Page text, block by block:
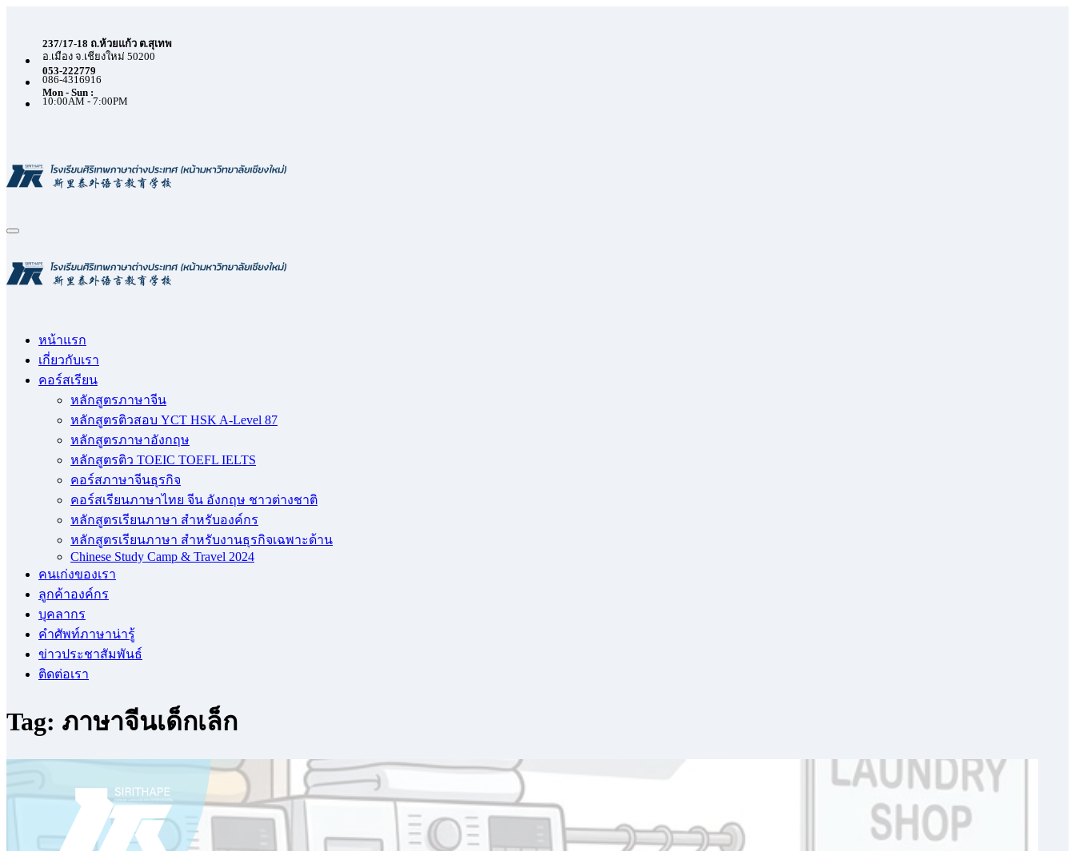
237/17-18 ถ.ห้วยแก้ว ต.สุเทพ
อ.เมือง จ.เชียงใหม่ 50200
053-222779
086-4316916
Mon - Sun :
10:00AM - 7:00PM
หน้าแรก
เกี่ยวกับเรา
คอร์สเรียน
หลักสูตรภาษาจีน
หลักสูตรติวสอบ YCT HSK A-Level 87
หลักสูตรภาษาอังกฤษ
หลักสูตรติว TOEIC TOEFL IELTS
คอร์สภาษาจีนธุรกิจ
คอร์สเรียนภาษาไทย จีน อังกฤษ ชาวต่างชาติ
หลักสูตรเรียนภาษา สำหรับองค์กร
หลักสูตรเรียนภาษา สำหรับงานธุรกิจเฉพาะด้าน
Chinese Study Camp & Travel 2024
คนเก่งของเรา
ลูกค้าองค์กร
บุคลากร
คําศัพท์ภาษาน่ารู้
ข่าวประชาสัมพันธ์
ติดต่อเรา
Tag: ภาษาจีนเด็กเล็ก